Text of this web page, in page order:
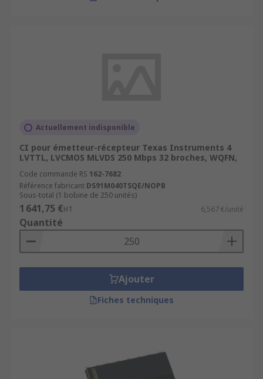
Actuellement indisponible
CI pour émetteur-récepteur Texas Instruments 4
LVTTL, LVCMOS MLVDS 250 Mbps 32 broches, WQFN,
Code commande RS 162-7682
Référence fabricant DS91M040TSQE/NOPB
Sous-total (1 bobine de 250 unités)
1 641,75 €HT 6,567 €/unité
Quantité
Ajouter
Fiches techniques